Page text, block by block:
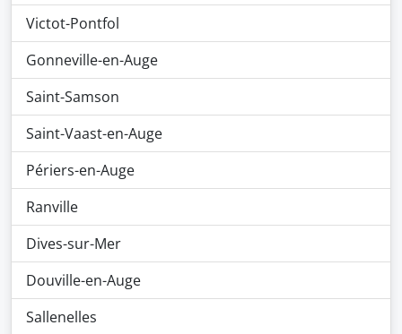
Victot-Pontfol
Gonneville-en-Auge
Saint-Samson
Saint-Vaast-en-Auge
Périers-en-Auge
Ranville
Dives-sur-Mer
Douville-en-Auge
Sallenelles